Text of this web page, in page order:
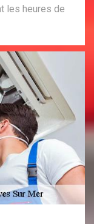
les heures de